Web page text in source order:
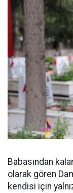
Babasından
olarak gören
kendisi için